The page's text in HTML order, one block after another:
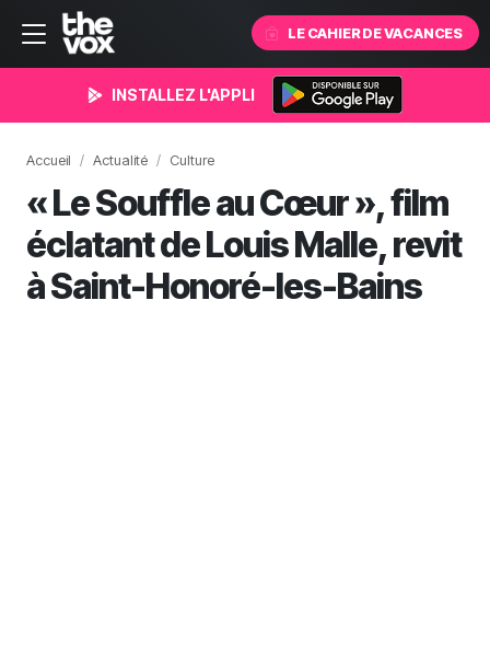
LE CAHIER DE VACANCES
INSTALLEZ L'APPLI
Accueil Actualité Culture
« Le Souffle au Cœur », film
éclatant de Louis Malle, revit
à Saint-Honoré-les-Bains